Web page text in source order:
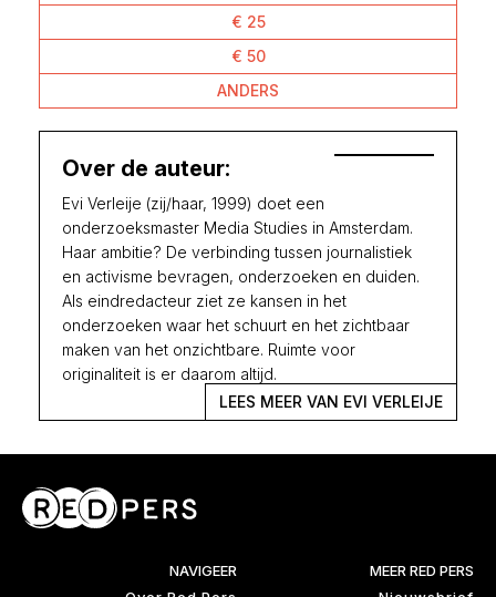
€ 25
€ 50
ANDERS
Over de auteur:
Evi Verleije (zij/haar, 1999) doet een
onderzoeksmaster Media Studies in Amsterdam.
Haar ambitie? De verbinding tussen journalistiek
en activisme bevragen, onderzoeken en duiden.
Als eindredacteur ziet ze kansen in het
onderzoeken waar het schuurt en het zichtbaar
maken van het onzichtbare. Ruimte voor
originaliteit is er daarom altijd.
LEES MEER VAN EVI VERLEIJE
NAVIGEER
MEER RED PERS